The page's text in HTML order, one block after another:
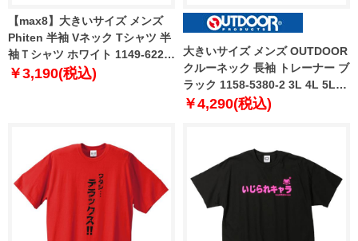
【max8】大きいサイズ メンズ
Phiten 半袖 Vネック Tシャツ 半
袖Ｔシャツ ホワイト 1149-6220-
1 3L 4L 5L 6L 8L
￥3,190(税込)
大きいサイズ メンズ OUTDOOR
クルーネック 長袖 トレーナー ブ
ラック 1158-5380-2 3L 4L 5L
6L 8L
￥4,290(税込)